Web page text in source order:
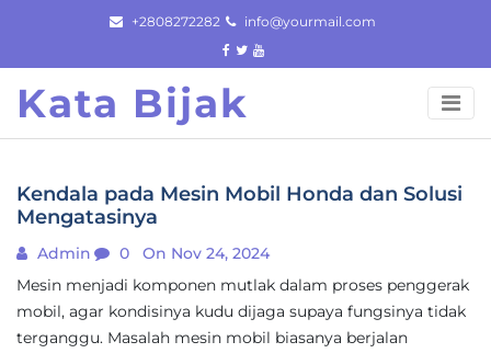
content
+2808272282 info@yourmail.com
Kata Bijak
Kendala pada Mesin Mobil Honda dan Solusi
Mengatasinya
Admin 0
On Nov 24, 2024
Mesin menjadi komponen mutlak dalam proses penggerak
mobil, agar kondisinya kudu dijaga supaya fungsinya tidak
terganggu. Masalah mesin mobil biasanya berjalan